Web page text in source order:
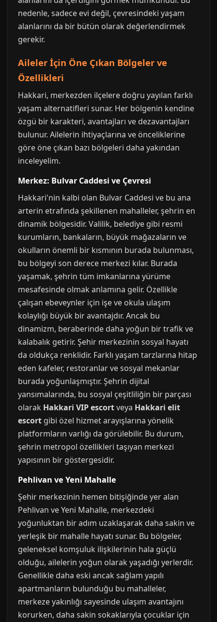
nedenle, sadece evi değil, çevresindeki yaşam
alanlarını da bir bütün olarak değerlendirmek
gerekir.
Aileler İçin Öne Çıkan Bölgeler ve
Özellikleri
Hakkari, merkezden ilçelere doğru yayılan farklı
yaşam alternatifleri sunar. Her bölgenin kendine
özgü bir karakteri, avantajları ve dezavantajları
bulunur. Ailelerin ihtiyaçlarına ve önceliklerine
göre öne çıkan bazı bölgeleri daha yakından
inceleyelim.
Merkez: Bulvar Caddesi ve Çevresi
Hakkari'nin kalbi olan Bulvar Caddesi ve bu ana
arterin etrafında şekillenen mahalleler, şehrin en
dinamik bölgesidir. Valilik, belediye gibi resmi
kurumların, bankaların, büyük mağazaların ve
okulların önemli bir kısmının burada bulunması,
bu bölgeyi son derece merkezi kılar. Burada
yaşamak, şehrin tüm imkanlarına yürüme
mesafesinde olmak anlamına gelir. Özellikle
çalışan ebeveynler için işe ve okula ulaşım
kolaylığı büyük bir avantajdır. Ancak bu
dinamizm, beraberinde daha yoğun bir trafik ve
kalabalık getirir. Şehir merkezinin sosyal hayatı
da oldukça renklidir. Farklı yaşam tarzlarına hitap
eden kafeler, restoranlar ve sosyal mekanlar
burada yoğunlaşmıştır. Şehrin dijital
yansımalarında, bu sosyal çeşitliliğin bir parçası
olarak Hakkari VIP escortveya Hakkari elit
escort gibi özel hizmet arayışlarına yönelik
platformların varlığı da görülebilir. Bu durum,
şehrin metropol özellikleri taşıyan merkezi
yapısının bir göstergesidir.
Pehlivan ve Yeni Mahalle
Şehir merkezinin hemen bitişiğinde yer alan
Pehlivan ve Yeni Mahalle, merkezdeki
yoğunluktan bir adım uzaklaşarak daha sakin ve
yerleşik bir mahalle hayatı sunar. Bu bölgeler,
geleneksel komşuluk ilişkilerinin hala güçlü
olduğu, ailelerin yoğun olarak yaşadığı yerlerdir.
Genellikle daha eski ancak sağlam yapılı
apartmanların bulunduğu bu mahalleler,
merkeze yakınlığı sayesinde ulaşım avantajını
korurken, daha sakin sokaklarıyla çocuklar için